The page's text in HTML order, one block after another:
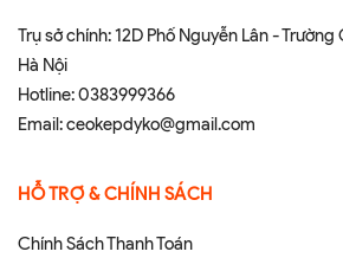
Trụ sở chính: 12D Phố Nguyễn Lân -
Hà Nội
Hotline:0383999366
Email:ceokepdyko@gmail.com
HỖ TRỢ & CHÍNH SÁCH
Chính Sách Thanh Toán